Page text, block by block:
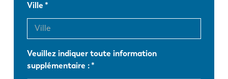
Ville
Veuillez indiquer toute information
supplémentaire :
PL SK
KO CN